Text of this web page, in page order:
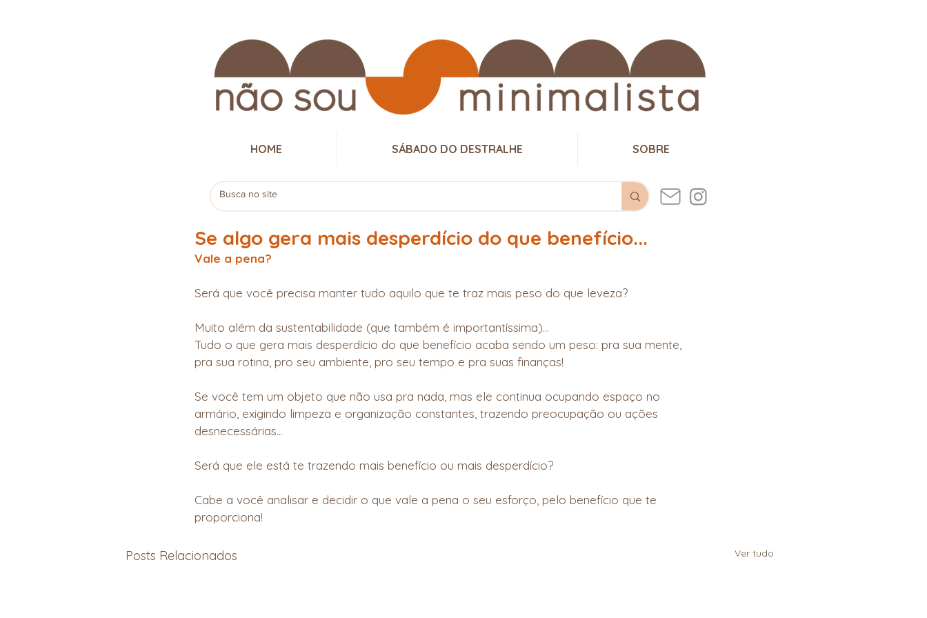
HOME SÁBADO DO DESTRALHE SOBRE
Se algo gera mais desperdício do que benefício...
Vale a pena?
Será que você precisa manter tudo aquilo que te traz mais peso do que leveza?
Muito além da sustentabilidade (que também é importantíssima)…
Tudo o que gera mais desperdício do que benefício acaba sendo um peso: pra sua mente,
pra sua rotina, pro seu ambiente, pro seu tempo e pra suas finanças!
Se você tem um objeto que não usa pra nada, mas ele continua ocupando espaço no
armário, exigindo limpeza e organização constantes, trazendo preocupação ou ações
desnecessárias…
Será que ele está te trazendo mais benefício ou mais desperdício?
Cabe a você analisar e decidir o que vale a pena o seu esforço, pelo benefício que te
proporciona!
Posts Relacionados Ver tudo